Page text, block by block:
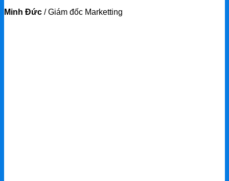
Minh Đức /Giám đốc Marketting